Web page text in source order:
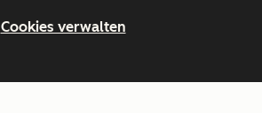
Cookies verwalten